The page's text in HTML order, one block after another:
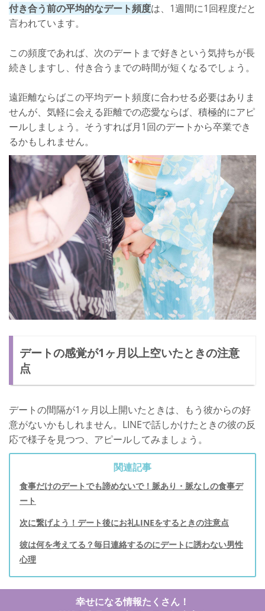
付き合う前の平均的なデート頻度は、1週間に1回程度だと
言われています。
この頻度であれば、次のデートまで好きという気持ちが長
続きしますし、付き合うまでの時間が短くなるでしょう。
遠距離ならばこの平均デート頻度に合わせる必要はありま
せんが、気軽に会える距離での恋愛ならば、積極的にアピ
ールしましょう。そうすれば月1回のデートから卒業でき
るかもしれません。
デートの感覚が1ヶ月以上空いたときの注意
点
デートの間隔が1ヶ月以上開いたときは、もう彼からの好
意がないかもしれません。LINEで話しかけたときの彼の反
応で様子を見つつ、アピールしてみましょう。
関連記事
食事だけのデートでも諦めないで！脈あり・脈なしの食事デ
ート
次に繋げよう！デート後にお礼LINEをするときの注意点
彼は何を考えてる？毎日連絡するのにデートに誘わない男性
心理
幸せになる情報たくさん！